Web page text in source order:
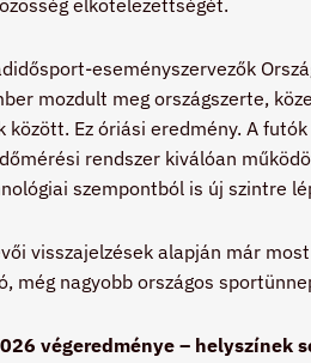
eseményszervezők
mozdult meg országszerte,
között. Ez óriási eredmény. A
rendszer kiválóan
szempontból is új szintre
visszajelzések alapján már
még nagyobb országos
végeredménye – helyszínek